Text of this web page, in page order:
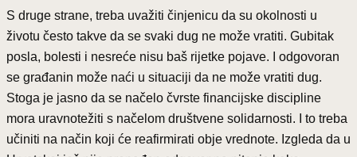
S druge strane, treba uvažiti činjenicu da su okolnosti u
životu često takve da se svaki dug ne može vratiti. Gubitak
posla, bolesti i nesreće nisu baš rijetke pojave. I odgovoran
se građanin može naći u situaciji da ne može vratiti dug.
Stoga je jasno da se načelo čvrste financijske discipline
mora uravnotežiti s načelom društvene solidarnosti. I to treba
učiniti na način koji će reafirmirati obje vrednote. Izgleda da u